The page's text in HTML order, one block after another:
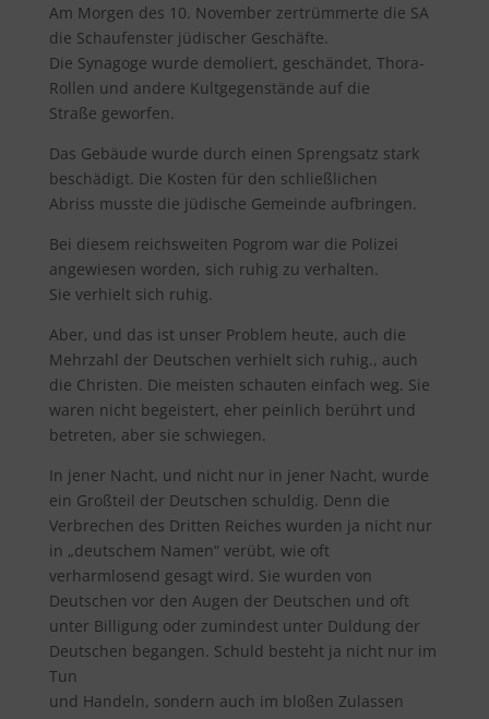
Am Morgen des 10. November zertrümmerte die SA
die Schaufenster jüdischer Geschäfte.
Die Synagoge wurde demoliert, geschändet, Thora-
Rollen und andere Kultgegenstände auf die
Straße geworfen.
Das Gebäude wurde durch einen Sprengsatz stark
beschädigt. Die Kosten für den schließlichen
Abriss musste die jüdische Gemeinde aufbringen.
Bei diesem reichsweiten Pogrom war die Polizei
angewiesen worden, sich ruhig zu verhalten.
Sie verhielt sich ruhig.
Aber, und das ist unser Problem heute, auch die
Mehrzahl der Deutschen verhielt sich ruhig., auch
die Christen. Die meisten schauten einfach weg. Sie
waren nicht begeistert, eher peinlich berührt und
betreten, aber sie schwiegen.
In jener Nacht, und nicht nur in jener Nacht, wurde
ein Großteil der Deutschen schuldig. Denn die
Verbrechen des Dritten Reiches wurden ja nicht nur
in „deutschem Namen“ verübt, wie oft
verharmlosend gesagt wird. Sie wurden von
Deutschen vor den Augen der Deutschen und oft
unter Billigung oder zumindest unter Duldung der
Deutschen begangen. Schuld besteht ja nicht nur im
Tun
und Handeln, sondern auch im bloßen Zulassen